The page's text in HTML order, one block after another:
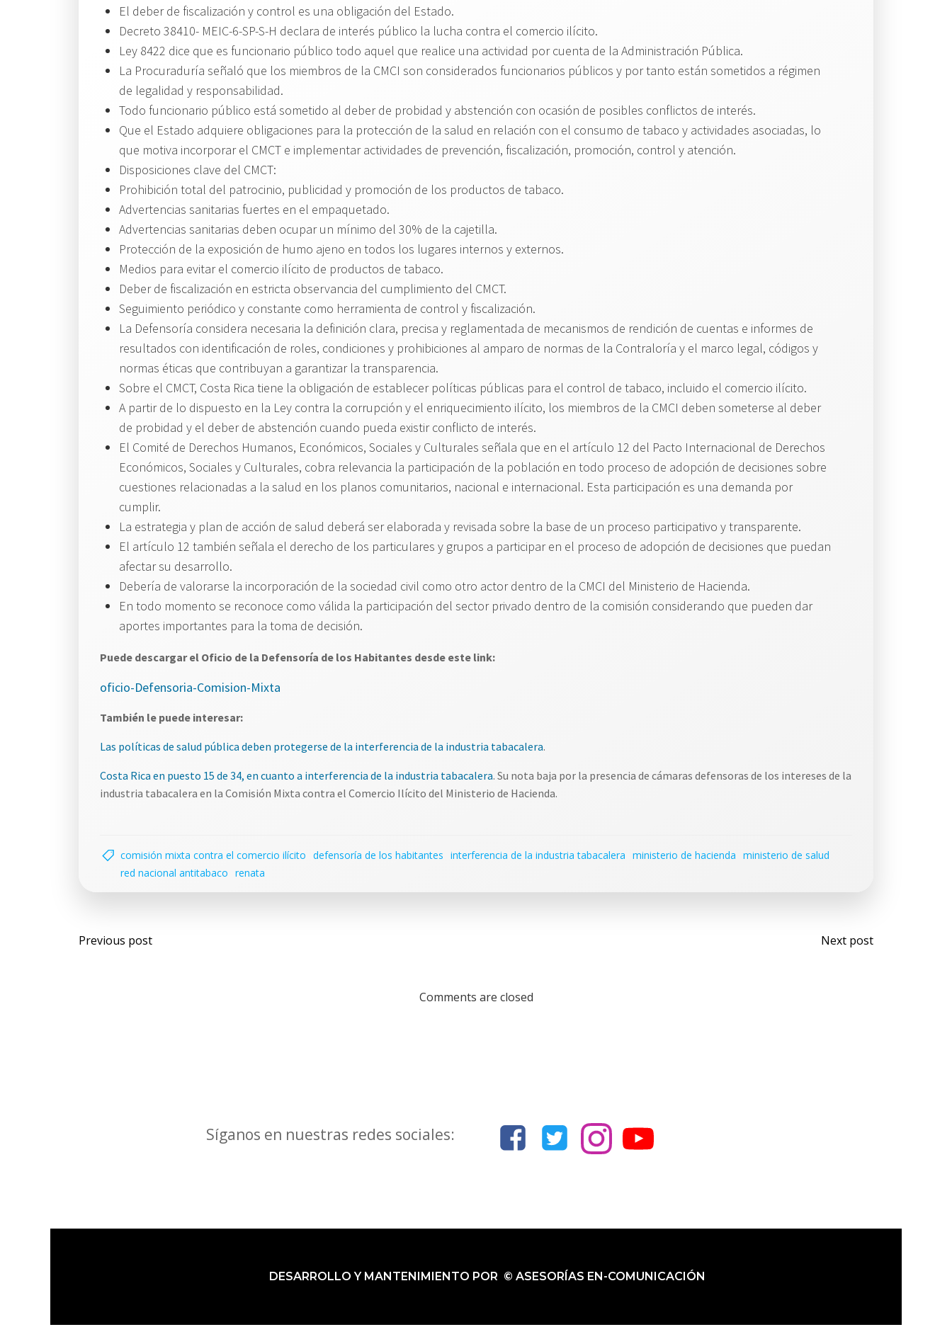
El deber de fiscalización y control es una obligación del Estado.
Decreto 38410- MEIC-6-SP-S-H declara de interés público la lucha contra el comercio ilícito.
Ley 8422 dice que es funcionario público todo aquel que realice una actividad por cuenta de la Administración Pública.
La Procuraduría señaló que los miembros de la CMCI son considerados funcionarios públicos y por tanto están sometidos a régimen
de legalidad y responsabilidad.
Todo funcionario público está sometido al deber de probidad y abstención con ocasión de posibles conflictos de interés.
Que el Estado adquiere obligaciones para la protección de la salud en relación con el consumo de tabaco y actividades asociadas, lo
que motiva incorporar el CMCT e implementar actividades de prevención, fiscalización, promoción, control y atención.
Disposiciones clave del CMCT:
Prohibición total del patrocinio, publicidad y promoción de los productos de tabaco.
Advertencias sanitarias fuertes en el empaquetado.
Advertencias sanitarias deben ocupar un mínimo del 30% de la cajetilla.
Protección de la exposición de humo ajeno en todos los lugares internos y externos.
Medios para evitar el comercio ilícito de productos de tabaco.
Deber de fiscalización en estricta observancia del cumplimiento del CMCT.
Seguimiento periódico y constante como herramienta de control y fiscalización.
La Defensoría considera necesaria la definición clara, precisa y reglamentada de mecanismos de rendición de cuentas e informes de
resultados con identificación de roles, condiciones y prohibiciones al amparo de normas de la Contraloría y el marco legal, códigos y
normas éticas que contribuyan a garantizar la transparencia.
Sobre el CMCT, Costa Rica tiene la obligación de establecer políticas públicas para el control de tabaco, incluido el comercio ilícito.
A partir de lo dispuesto en la Ley contra la corrupción y el enriquecimiento ilícito, los miembros de la CMCI deben someterse al deber
de probidad y el deber de abstención cuando pueda existir conflicto de interés.
El Comité de Derechos Humanos, Económicos, Sociales y Culturales señala que en el artículo 12 del Pacto Internacional de Derechos
Económicos, Sociales y Culturales, cobra relevancia la participación de la población en todo proceso de adopción de decisiones sobre
cuestiones relacionadas a la salud en los planos comunitarios, nacional e internacional. Esta participación es una demanda por
cumplir.
La estrategia y plan de acción de salud deberá ser elaborada y revisada sobre la base de un proceso participativo y transparente.
El artículo 12 también señala el derecho de los particulares y grupos a participar en el proceso de adopción de decisiones que puedan
afectar su desarrollo.
Debería de valorarse la incorporación de la sociedad civil como otro actor dentro de la CMCI del Ministerio de Hacienda.
En todo momento se reconoce como válida la participación del sector privado dentro de la comisión considerando que pueden dar
aportes importantes para la toma de decisión.
Puede descargar el Oficio de la Defensoría de los Habitantes desde este link:
oficio-Defensoria-Comision-Mixta
También le puede interesar:
Las políticas de salud pública deben protegerse de la interferencia de la industria tabacalera.
Costa Rica en puesto 15 de 34, en cuanto a interferencia de la industria tabacalera. Su nota baja por la presencia de cámaras defensoras de los intereses de la
industria tabacalera en la Comisión Mixta contra el Comercio Ilícito del Ministerio de Hacienda.
comisión mixta contra el comercio ilícito defensoría de los habitantes interferencia de la industria tabacalera ministerio de hacienda ministerio de salud
red nacional antitabaco renata
Navegación
Previous post Next post
Comments are closed
Síganos en nuestras redes sociales:
DESARROLLO Y MANTENIMIENTO POR © ASESORÍAS EN-COMUNICACIÓN